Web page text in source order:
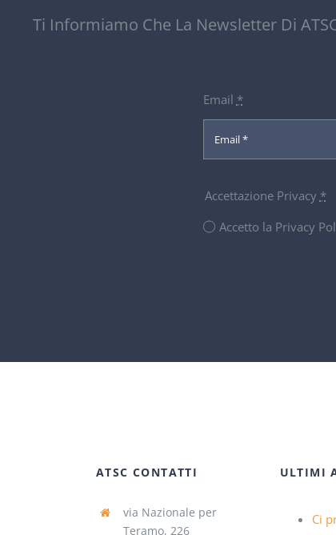
Ti Informiamo Che La Newsletter Di
Email *
Accettazione Privacy *
Accetto la Privacy
ATSC CONTATTI
via Nazionale per
Teramo, 226
ULTIMI
Ci